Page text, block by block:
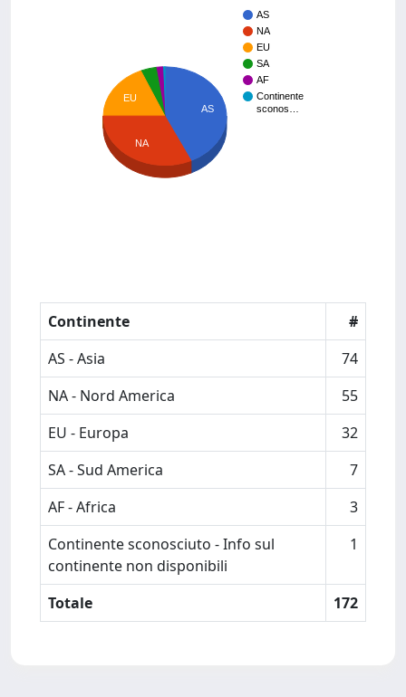
AS
NA
EU
SA
AF
Continente
sconos…
AS
EU
NA
Continente
#
AS - Asia
74
NA - Nord America
55
EU - Europa
32
SA - Sud America
7
AF - Africa
3
Continente sconosciuto - Info sul
continente non disponibili
1
Totale 172